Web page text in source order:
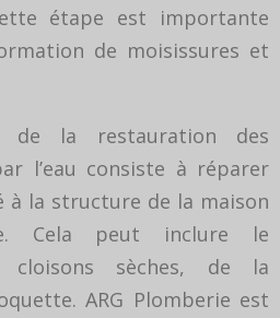
étape est importante
de moisissures et
de la restauration des
l’eau consiste à réparer
à la structure de la maison
Cela peut inclure le
cloisons sèches, de la
ARG Plomberie est